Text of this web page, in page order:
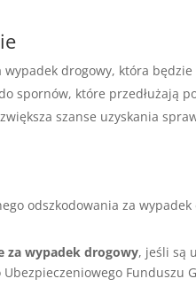
wypadek drogowy, która
spornów, które przedłużają
szanse uzyskania
odszkodowania za wypadek
za wypadek drogowy, jeśli są